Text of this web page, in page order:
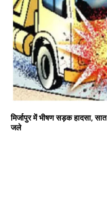
मिर्जापुर में भीषण सड़क हादसा,
जले